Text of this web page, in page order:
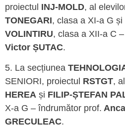
proiectul INJ-MOLD, al
TONEGARI, clasa a XI-a G și
VOLINTIRU, clasa a XII-a C
Victor ȘUTAC.
5. La secțiunea
SENIORI, proiectul RSTGT,
HEREA și FILIP-ȘTEFAN
X-a G – îndrumător prof.
GRECULEAC.